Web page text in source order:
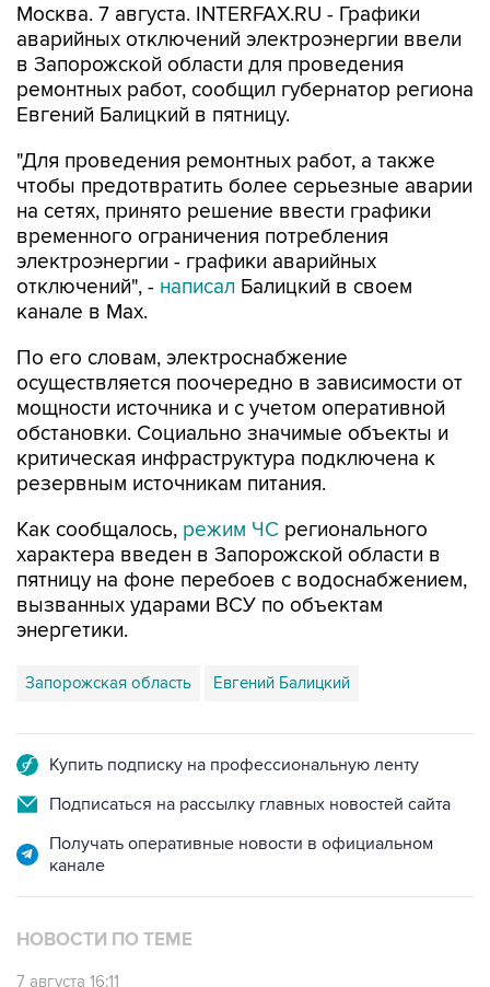
Москва. 7 августа. INTERFAX.RU - Графики
аварийных отключений электроэнергии ввели
в Запорожской области для проведения
ремонтных работ, сообщил губернатор региона
Евгений Балицкий в пятницу.
"Для проведения ремонтных работ, а также
чтобы предотвратить более серьезные аварии
на сетях, принято решение ввести графики
временного ограничения потребления
электроэнергии - графики аварийных
отключений", - написал Балицкий в своем
канале в Max.
По его словам, электроснабжение
осуществляется поочередно в зависимости от
мощности источника и с учетом оперативной
обстановки. Социально значимые объекты и
критическая инфраструктура подключена к
резервным источникам питания.
Как сообщалось, режим ЧС регионального
характера введен в Запорожской области в
пятницу на фоне перебоев с водоснабжением,
вызванных ударами ВСУ по объектам
энергетики.
Запорожская область Евгений Балицкий
Купить подписку на профессиональную ленту
Подписаться на рассылку главных новостей сайта
Получать оперативные новости в официальном
канале
НОВОСТИ ПО ТЕМЕ
7 августа 16:11